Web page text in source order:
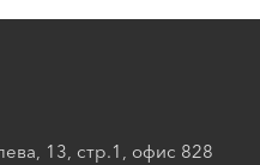
13, стр.1, офис 828